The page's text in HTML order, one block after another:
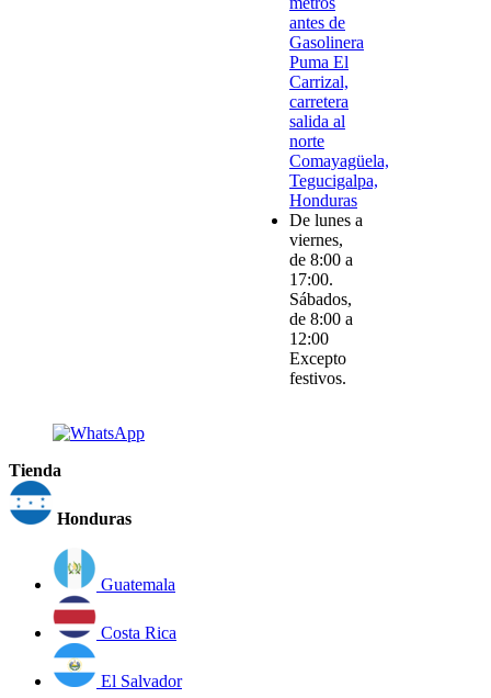
antes de
Gasolinera
Puma El
Carrizal,
carretera
salida al
norte
Comayagüela,
Tegucigalpa,
Honduras
De lunes a
viernes,
de 8:00 a
17:00.
Sábados,
de 8:00 a
12:00
Excepto
festivos.
Tienda
Honduras
Guatemala
Costa Rica
El Salvador